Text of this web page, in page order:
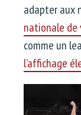
adapter aux
nationale de
comme un
l’affichage